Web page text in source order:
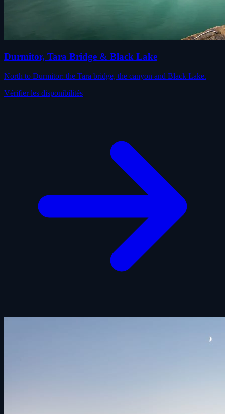
Durmitor, Tara Bridge & Black Lake
North to Durmitor: the Tara bridge, the canyon and Black Lake.
Vérifier les disponibilités